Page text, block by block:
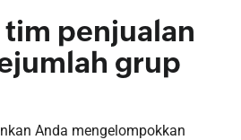
penjualan
grup
Anda mengelompokkan